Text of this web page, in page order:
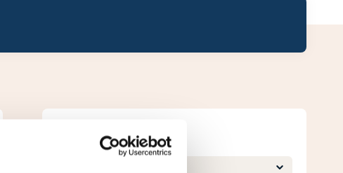
Leaderboard.